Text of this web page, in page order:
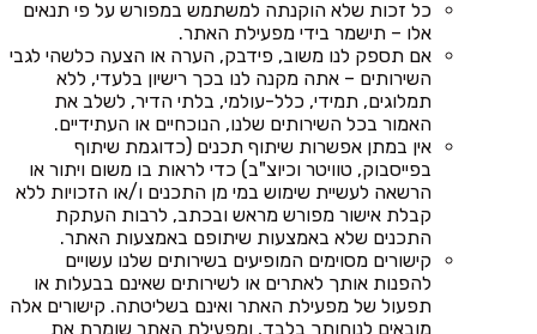
כל זכות שלא הוקנתה למשתמש במפורש על פי תנאים
אלו – תישמר בידי מפעילת האתר.
אם תספק לנו משוב, פידבק, הערה או הצעה כלשהי לגבי
השירותים – אתה מקנה לנו בכך רישיון בלעדי, ללא
תמלוגים, תמידי, כלל-עולמי, בלתי הדיר, לשלב את
האמור בכל השירותים שלנו, הנוכחיים או העתידיים.
אין במתן אפשרות שיתוף תכנים (כדוגמת שיתוף
בפייסבוק, טוויטר וכיוצ"ב) כדי לראות בו משום ויתור או
הרשאה לעשיית שימוש במי מן התכנים ו/או הזכויות ללא
קבלת אישור מפורש מראש ובכתב, לרבות העתקת
התכנים שלא באמצעות שיתופם באמצעות האתר.
קישורים מסוימים המופיעים בשירותים שלנו עשויים
להפנות אותך לאתרים או לשירותים שאינם בבעלות או
תפעול של מפעילת האתר ואינם בשליטתה. קישורים אלה
מובאים לנוחותך בלבד, ומפעילת האתר שומרת את